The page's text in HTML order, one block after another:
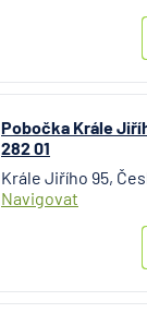
Pobočka Krále
282 01
Krále Jiřího 95,
Navigovat